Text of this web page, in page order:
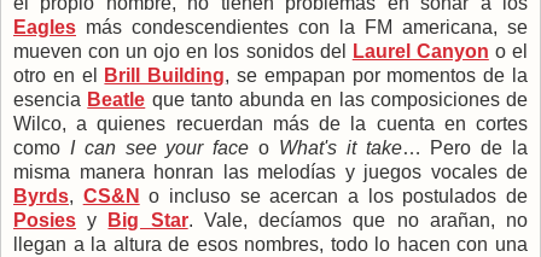
Eagles más condescendientes con la FM americana, se
mueven con un ojo en los sonidos del
Laurel Canyon o el
otro en el
Brill Building, se empapan por momentos de la
esencia Beatle que tanto abunda en las composiciones de
Wilco, a quienes recuerdan más de la cuenta en cortes
como I can see your face o What's it take… Pero de la
misma manera honran las melodías y juegos vocales de
Byrds, CS&N o incluso se acercan a los postulados de
Posies y Big Star. Vale, decíamos que no arañan, no
llegan a la altura de esos nombres, todo lo hacen con una